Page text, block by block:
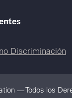
Discriminación
— Todos los